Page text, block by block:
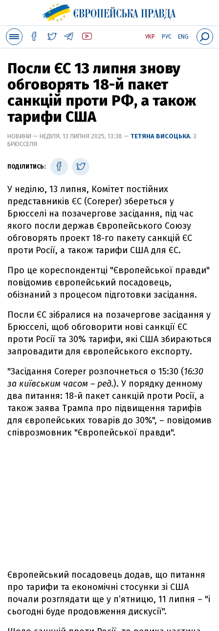
УКР РУС ENG
Посли ЄС 13 липня знову
обговорять 18-й пакет
санкцій проти РФ, а також
тарифи США
НОВИНИ — НЕДІЛЯ, 13 ЛИПНЯ 2025, 13:38 — ТЕТЯНА ВИСОЦЬКА, З
БРЮССЕЛЯ
ПОДІЛИТИСЬ:
У неділю, 13 липня, Комітет постійних
представників ЄС (Coreper) збереться у
Брюсселі на позачергове засідання, під час
якого посли держав Європейського Союзу
обговорять проект 18-го пакету санкцій ЄС
проти Росії, а також тарифи США для ЄС.
Про це кореспондентці "Європейської правди"
повідомив європейський посадовець,
обізнаний з процесом підготовки засідання.
Посли ЄС зібралися на позачергове засідання у
Брюсселі, щоб обговорити нові санкції ЄС
проти Росії та 30% тарифи, які США збираються
запровадити для європейського експорту.
"Засідання Coreper розпочнеться о 15:30 (16:30
за київським часом – ред.). У порядку денному
два питання: 18-й пакет санкцій проти Росії, а
також заява Трампа про підвищення тарифів
для європейських товарів до 30%", – повідомив
співрозмовник "Європейської правди".
Європейський посадовець додав, що питання
про тарифи та економічні стосунки зі США
почали розглядати ще у п’ятницю, 11 липня – "і
сьогодні буде продовження дискусії".